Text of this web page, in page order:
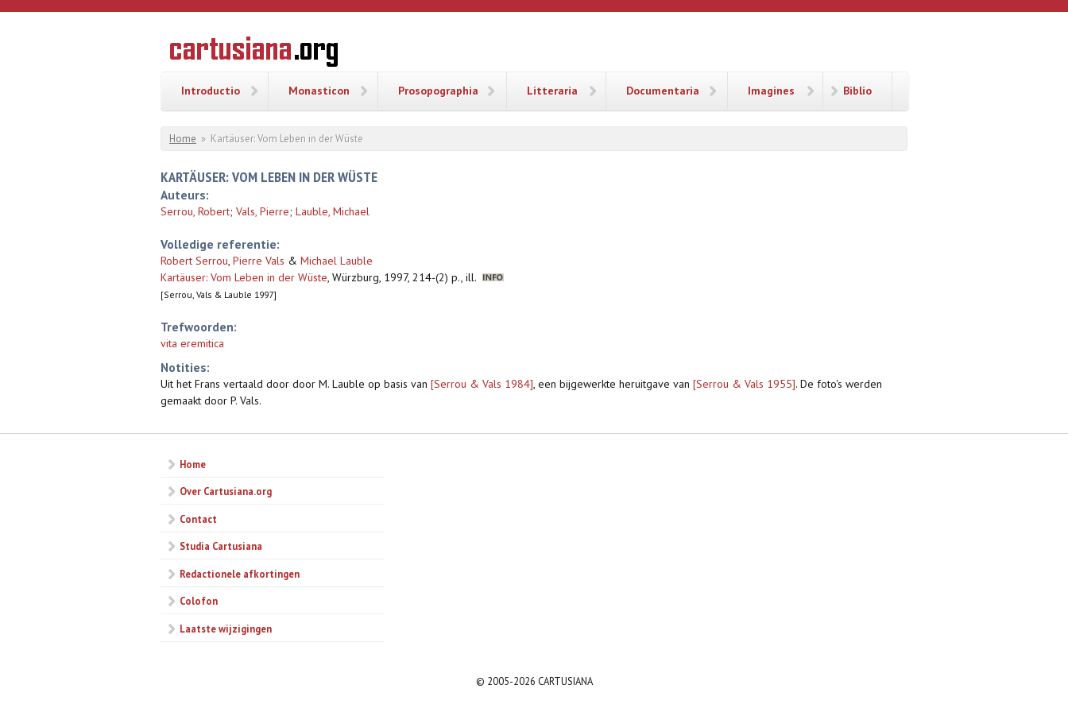
Overslaan en naar de inhoud gaan
CARTUSIANA
Geschiedenis
van de
Introductio Monasticon Prosopographia Litteraria Documentaria Imagines Biblio
U bent hier
Home » Kartäuser: Vom Leben in der Wüste
KARTÄUSER: VOM LEBEN IN DER WÜSTE
Auteurs:
Serrou, Robert; Vals, Pierre; Lauble, Michael
Volledige referentie:
Robert Serrou, Pierre Vals & Michael Lauble
Kartäuser: Vom Leben in der Wüste, Würzburg, 1997, 214-(2) p., ill.
[Serrou, Vals & Lauble 1997]
Trefwoorden:
vita eremitica
Notities:
Uit het Frans vertaald door door M. Lauble op basis van [Serrou & Vals 1984], een bijgewerkte heruitgave van [Serrou & Vals 1955]. De foto's werden
gemaakt door P. Vals.
Home
Over Cartusiana.org
Contact
Studia Cartusiana
Redactionele afkortingen
Colofon
Laatste wijzigingen
© 2005-2026 CARTUSIANA